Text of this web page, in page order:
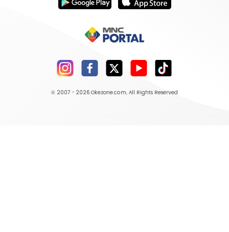
© 2007 - 2026 Okezone.com, All Rights Reserved